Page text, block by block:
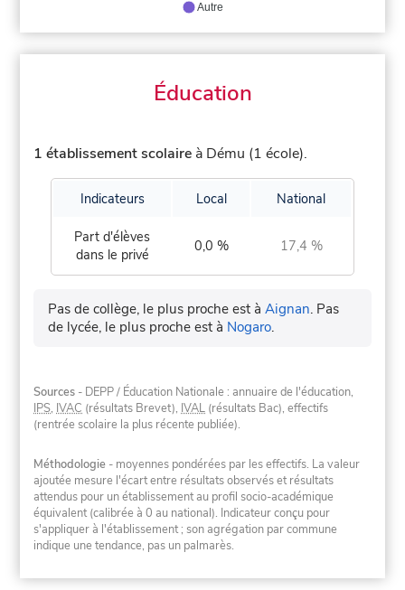
Autre
Éducation
1 établissement scolaire à Dému (1 école).
Indicateurs Local National
Part d'élèves
dans le privé
0,0 % 17,4 %
Pas de collège, le plus proche est àAignan. Pas
de lycée, le plus proche est à Nogaro.
Sources - DEPP / Éducation Nationale : annuaire de l'éducation,
IPS, IVAC (résultats Brevet), IVAL (résultats Bac), effectifs
(rentrée scolaire la plus récente publiée).
Méthodologie - moyennes pondérées par les effectifs. La valeur
ajoutée mesure l'écart entre résultats observés et résultats
attendus pour un établissement au profil socio-académique
équivalent (calibrée à 0 au national). Indicateur conçu pour
s'appliquer à l'établissement ; son agrégation par commune
indique une tendance, pas un palmarès.